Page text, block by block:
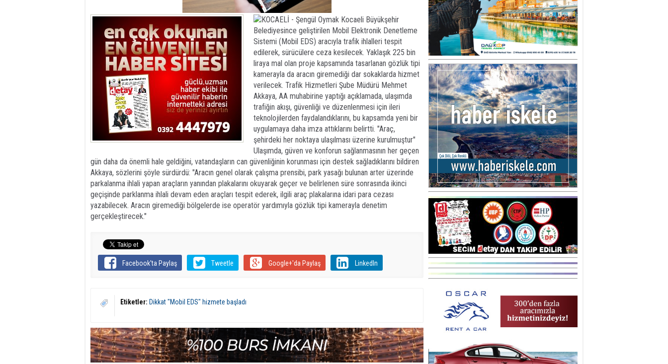
KOCAELİ - Şengül Oymak Kocaeli Büyükşehir
Belediyesince geliştirilen Mobil Elektronik Denetleme
Sistemi (Mobil EDS) aracıyla trafik ihlalleri tespit
edilerek, sürücülere ceza kesilecek. Yaklaşık 225 bin
liraya mal olan proje kapsamında tasarlanan gözlük tipi
kamerayla da aracın giremediği dar sokaklarda hizmet
verilecek. Trafik Hizmetleri Şube Müdürü Mehmet
Akkaya, AA muhabirine yaptığı açıklamada, ulaşımda
trafiğin akışı, güvenliği ve düzenlenmesi için ileri
teknolojilerden faydalandıklarını, bu kapsamda yeni bir
uygulamaya daha imza attıklarını belirtti. "Araç,
şehirdeki her noktaya ulaşılması üzerine kurulmuştur"
Ulaşımda, güven ve konforun sağlanmasının her geçen
gün daha da önemli hale geldiğini, vatandaşların can güvenliğinin korunması için destek sağladıklarını bildiren
Akkaya, sözlerini şöyle sürdürdü: "Aracın genel olarak çalışma prensibi, park yasağı bulunan arter üzerinde
parkalanma ihlali yapan araçların yanından plakalarını okuyarak geçer ve belirlenen süre sonrasında ikinci
geçişinde parklanma ihlali devam eden araçları tespit ederek, ilgili araç plakalarına idari para cezası
yazabilecek. Aracın giremediği bölgelerde ise operatör yardımıyla gözlük tipi kamerayla denetim
gerçekleştirecek."
Facebook'ta Paylaş Tweetle Google+'da Paylaş LinkedIn
Etiketler: Dikkat "Mobil EDS" hizmete başladı